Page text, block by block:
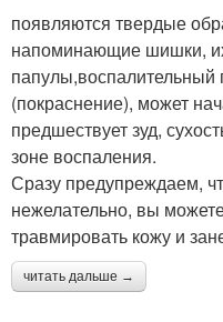
появляются твердые
напоминающие шишки,
папулы,воспалительный
(покраснение), может
предшествует зуд,
зоне воспаления.
Сразу предупреждаем,
нежелательно, вы
травмировать кожу и
читать дальше →